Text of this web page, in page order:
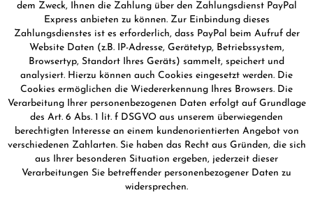
dem Zweck, Ihnen die Zahlung über den Zahlungsdienst PayPal
Express anbieten zu können. Zur Einbindung dieses
Zahlungsdienstes ist es erforderlich, dass PayPal beim Aufruf der
Website Daten (z.B. IP-Adresse, Gerätetyp, Betriebssystem,
Browsertyp, Standort Ihres Geräts) sammelt, speichert und
analysiert. Hierzu können auch Cookies eingesetzt werden. Die
Cookies ermöglichen die Wiedererkennung Ihres Browsers. Die
Verarbeitung Ihrer personenbezogenen Daten erfolgt auf Grundlage
des Art. 6 Abs. 1 lit. f DSGVO aus unserem überwiegenden
berechtigten Interesse an einem kundenorientierten Angebot von
verschiedenen Zahlarten. Sie haben das Recht aus Gründen, die sich
aus Ihrer besonderen Situation ergeben, jederzeit dieser
Verarbeitungen Sie betreffender personenbezogener Daten zu
widersprechen.